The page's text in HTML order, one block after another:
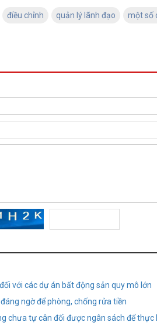
điều chỉnh quản lý lãnh đạo một số
với các dự án bất động sản quy mô lớn
ngờ để phòng, chống rửa tiền
chưa tự cân đối được ngân sách để thực